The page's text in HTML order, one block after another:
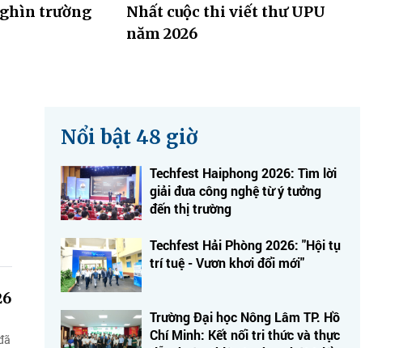
trường
Nhất cuộc thi viết thư UPU
năm 2026
Nổi bật 48 giờ
Techfest Haiphong 2026: Tìm lời
giải đưa công nghệ từ ý tưởng
đến thị trường
Techfest Hải Phòng 2026: "Hội tụ
trí tuệ - Vươn khơi đổi mới"
Trường Đại học Nông Lâm TP. Hồ
Chí Minh: Kết nối tri thức và thực